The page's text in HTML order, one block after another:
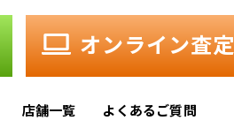
オンライン査定
店舗一覧 よくあるご質問